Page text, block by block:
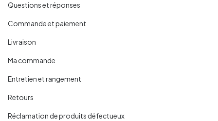
Questions et réponses
Commande et paiement
Livraison
Ma commande
Entretien et rangement
Retours
Réclamation de produits défectueux